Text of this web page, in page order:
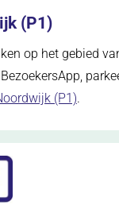
(P1)
op het gebied
(P1)(opent
.